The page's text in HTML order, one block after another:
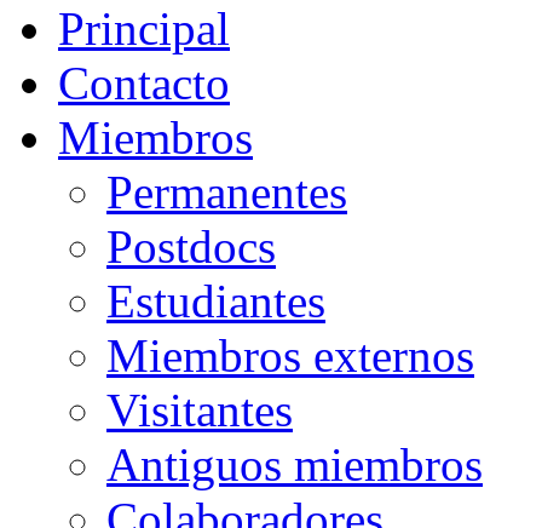
Principal
Contacto
Miembros
Permanentes
Postdocs
Estudiantes
Miembros externos
Visitantes
Antiguos miembros